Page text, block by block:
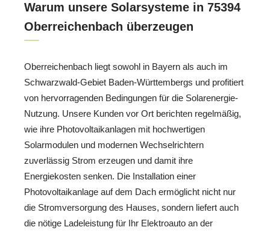
Warum unsere Solarsysteme in 75394
Oberreichenbach überzeugen
Oberreichenbach liegt sowohl in Bayern als auch im
Schwarzwald-Gebiet Baden-Württembergs und profitiert
von hervorragenden Bedingungen für die Solarenergie-
Nutzung. Unsere Kunden vor Ort berichten regelmäßig,
wie ihre Photovoltaikanlagen mit hochwertigen
Solarmodulen und modernen Wechselrichtern
zuverlässig Strom erzeugen und damit ihre
Energiekosten senken. Die Installation einer
Photovoltaikanlage auf dem Dach ermöglicht nicht nur
die Stromversorgung des Hauses, sondern liefert auch
die nötige Ladeleistung für Ihr Elektroauto an der